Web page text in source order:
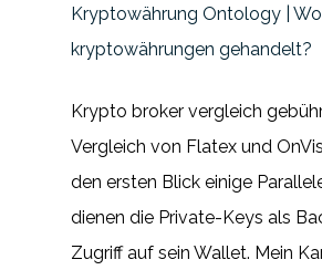
Kryptowährung Ontology |
kryptowährungen gehandelt?
Krypto broker vergleich
Vergleich von Flatex und
den ersten Blick einige
dienen die Private-Keys als
Zugriff auf sein Wallet. Mein